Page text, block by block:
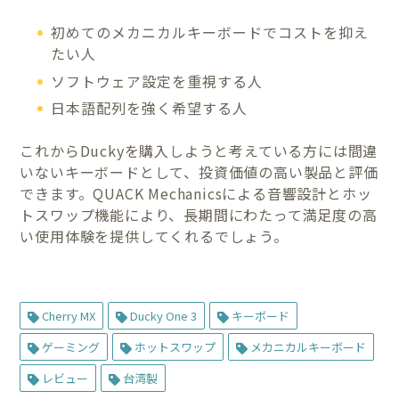
初めてのメカニカルキーボードでコストを抑え
たい人
ソフトウェア設定を重視する人
日本語配列を強く希望する人
これからDuckyを購入しようと考えている方には間違
いないキーボードとして、投資価値の高い製品と評価
できます。QUACK Mechanicsによる音響設計とホッ
トスワップ機能により、長期間にわたって満足度の高
い使用体験を提供してくれるでしょう。
Cherry MX Ducky One 3
キーボード
ゲーミング
ホットスワップ
メカニカルキーボード
レビュー
台湾製